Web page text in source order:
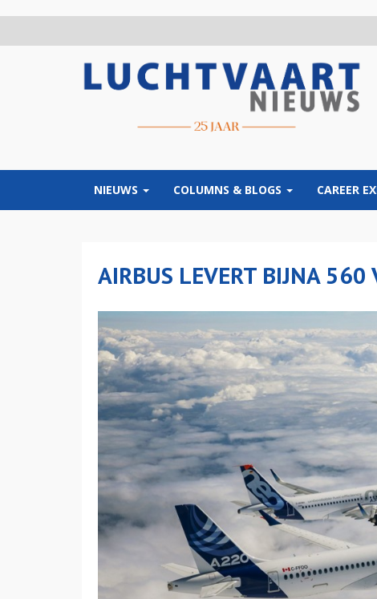
NIEUWS COLUMNS & BLOGS CAREER
AIRBUS LEVERT BIJNA